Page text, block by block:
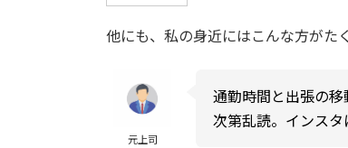
他にも、私の身近にはこんな方がた
元上司
通勤時間と出張の
次第乱読。インスタ